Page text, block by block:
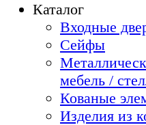
Каталог
Входные
Сейфы
мебель /
Кованые
Изделия из